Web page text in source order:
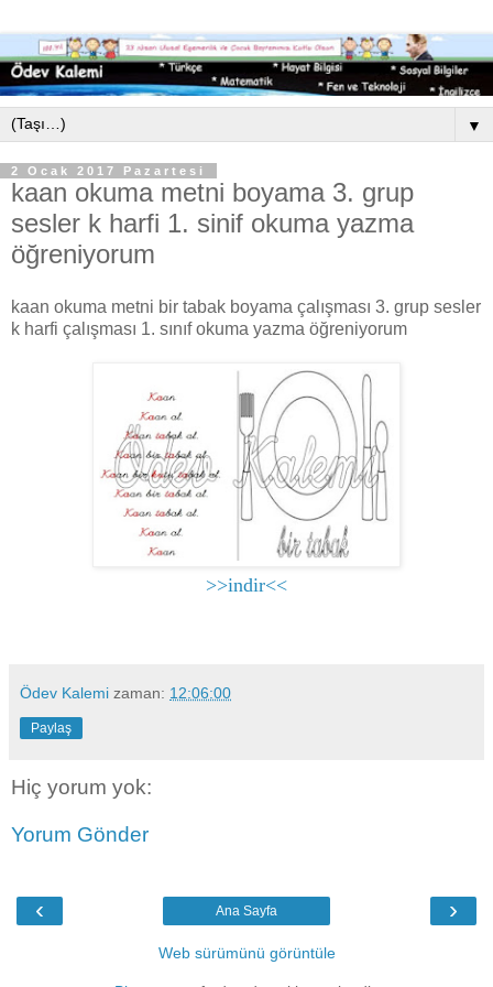
▼
2 Ocak 2017 Pazartesi
kaan okuma metni boyama 3. grup
sesler k harfi 1. sinif okuma yazma
öğreniyorum
kaan okuma metni bir tabak boyama çalışması 3. grup sesler
k harfi çalışması 1. sınıf okuma yazma öğreniyorum
>>indir<<
Ödev Kalemi zaman: 12:06:00
Paylaş
Hiç yorum yok:
Yorum Gönder
‹ ›
Ana Sayfa
Web sürümünü görüntüle